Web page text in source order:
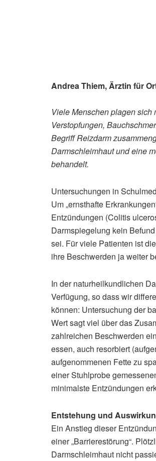
Andrea Thiem, Ärztin für
Viele Menschen plagen
Verstopfungen,
Begriff Reizdarm
Darmschleimhaut und eine
behandelt.
Untersuchungen in
Um „ernsthafte
Entzündungen (Colitis
Darmspiegelung kein
sei. Für viele Patienten ist
ihre Beschwerden ja weiter
In der naturheilkundlichen
Verfügung, so dass wir
können: Untersuchung der
Wert sagt viel über das
zahlreichen Beschwerden
essen, auch resorbiert
aufgenommenen Fette zu
einer Stuhlprobe
minimalste Entzündungen
Entstehung und
Ein Anstieg dieser
einer „Barrierestörung“.
Darmschleimhaut nicht